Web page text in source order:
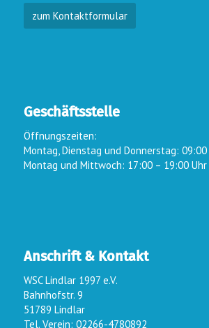
zum Kontaktformular
Geschäftsstelle
Öffnungszeiten:
Montag, Dienstag und Donnerstag:
Montag und Mittwoch: 17:00 – 19:00 Uhr
Anschrift & Kontakt
WSC Lindlar 1997 e.V.
Bahnhofstr. 9
51789 Lindlar
Tel. Verein: 02266-4780892